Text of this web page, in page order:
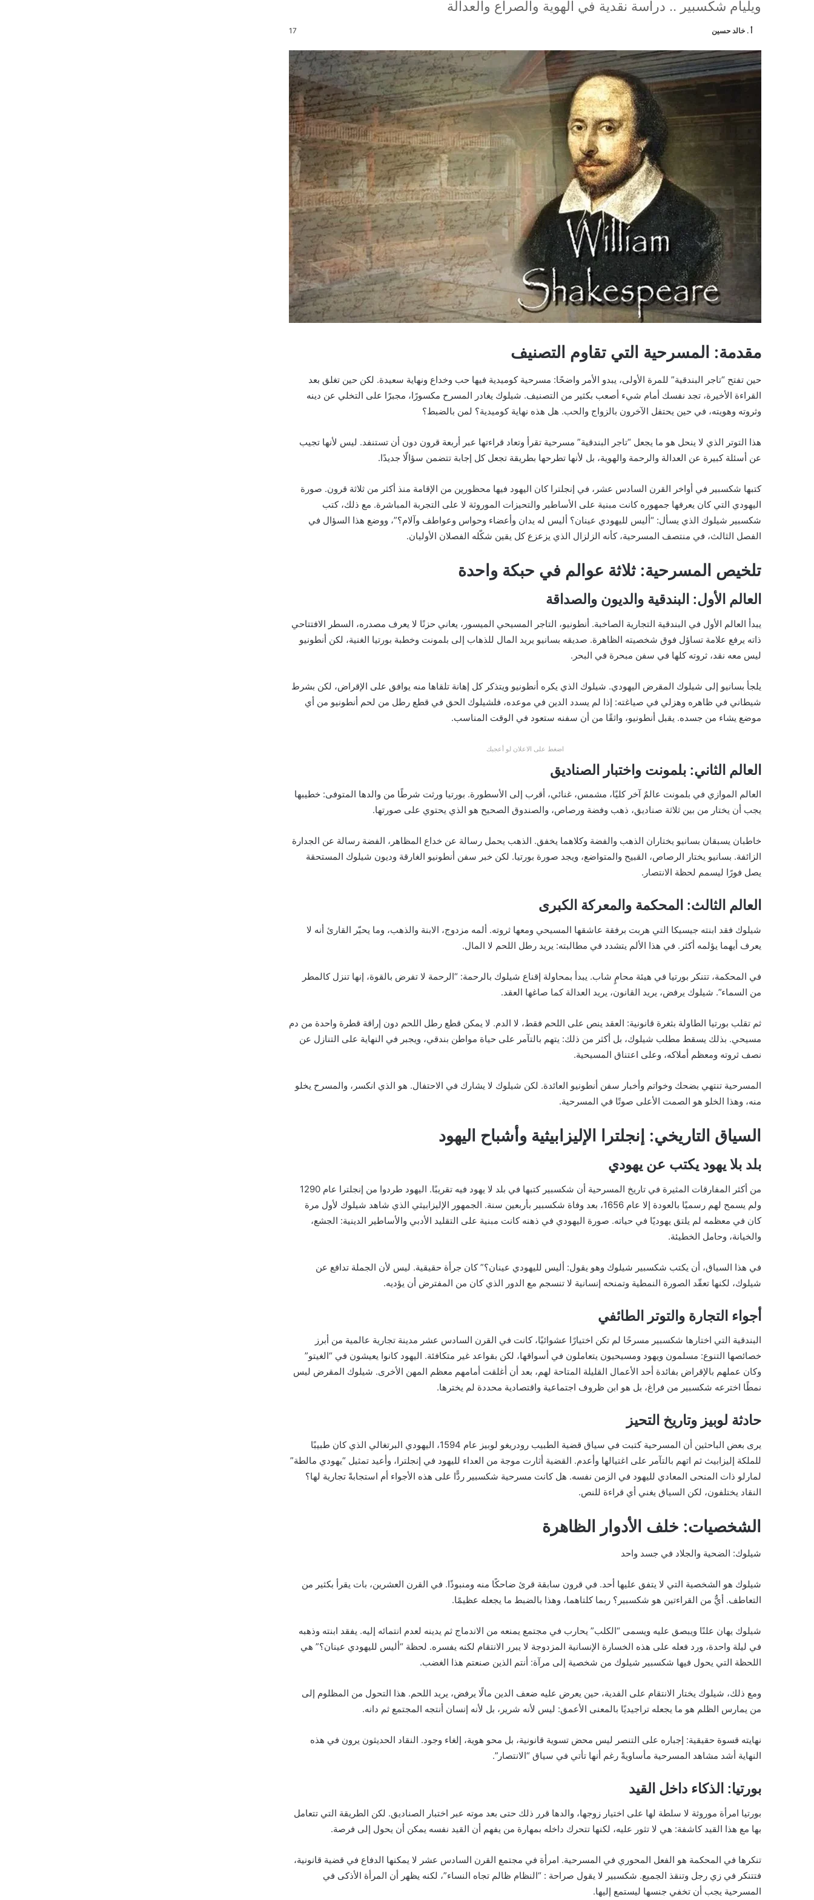
ويليام شكسبير .. دراسة نقدية في الهوية والصراع والعدالة
أ . خالد حسين 17
مقدمة: المسرحية التي تقاوم التصنيف
حين تفتح “تاجر البندقية” للمرة الأولى، يبدو الأمر واضحًا: مسرحية كوميدية فيها حب وخداع ونهاية سعيدة. لكن حين تغلق بعد
القراءة الأخيرة، تجد نفسك أمام شيء أصعب بكثير من التصنيف. شيلوك يغادر المسرح مكسورًا، مجبرًا على التخلي عن دينه
وثروته وهويته، في حين يحتفل الآخرون بالزواج والحب. هل هذه نهاية كوميدية؟ لمن بالضبط؟
هذا التوتر الذي لا ينحل هو ما يجعل “تاجر البندقية” مسرحية تقرأ وتعاد قراءتها عبر أربعة قرون دون أن تستنفد. ليس لأنها تجيب
عن أسئلة كبيرة عن العدالة والرحمة والهوية، بل لأنها تطرحها بطريقة تجعل كل إجابة تتضمن سؤالًا جديدًا.
كتبها شكسبير في أواخر القرن السادس عشر، في إنجلترا كان اليهود فيها محظورين من الإقامة منذ أكثر من ثلاثة قرون. صورة
اليهودي التي كان يعرفها جمهوره كانت مبنية على الأساطير والتحيزات الموروثة لا على التجربة المباشرة. مع ذلك، كتب
شكسبير شيلوك الذي يسأل: “أليس لليهودي عينان؟ أليس له يدان وأعضاء وحواس وعواطف وآلام؟”، ووضع هذا السؤال في
الفصل الثالث، في منتصف المسرحية، كأنه الزلزال الذي يزعزع كل يقين شكّله الفصلان الأوليان.
تلخيص المسرحية: ثلاثة عوالم في حبكة واحدة
العالم الأول: البندقية والديون والصداقة
يبدأ العالم الأول في البندقية التجارية الصاخبة. أنطونيو، التاجر المسيحي الميسور، يعاني حزنًا لا يعرف مصدره، السطر الافتتاحي
ذاته يرفع علامة تساؤل فوق شخصيته الظاهرة. صديقه بسانيو يريد المال للذهاب إلى بلمونت وخطبة بورتيا الغنية، لكن أنطونيو
ليس معه نقد، ثروته كلها في سفن مبحرة في البحر.
يلجأ بسانيو إلى شيلوك المقرض اليهودي. شيلوك الذي يكره أنطونيو ويتذكر كل إهانة تلقاها منه يوافق على الإقراض، لكن بشرط
شيطاني في ظاهره وهزلي في صياغته: إذا لم يسدد الدين في موعده، فلشيلوك الحق في قطع رطل من لحم أنطونيو من أي
موضع يشاء من جسده. يقبل أنطونيو، واثقًا من أن سفنه ستعود في الوقت المناسب.
اضغط على الاعلان لو أعجبك
العالم الثاني: بلمونت واختبار الصناديق
العالم الموازي في بلمونت عالمٌ آخر كليًا، مشمس، غنائي، أقرب إلى الأسطورة. بورتيا ورثت شرطًا من والدها المتوفى: خطيبها
يجب أن يختار من بين ثلاثة صناديق، ذهب وفضة ورصاص، والصندوق الصحيح هو الذي يحتوي على صورتها.
خاطبان يسبقان بسانيو يختاران الذهب والفضة وكلاهما يخفق. الذهب يحمل رسالة عن خداع المظاهر، الفضة رسالة عن الجدارة
الزائفة. بسانيو يختار الرصاص، القبيح والمتواضع، ويجد صورة بورتيا. لكن خبر سفن أنطونيو الغارقة وديون شيلوك المستحقة
يصل فورًا ليسمم لحظة الانتصار.
العالم الثالث: المحكمة والمعركة الكبرى
شيلوك فقد ابنته جيسيكا التي هربت برفقة عاشقها المسيحي ومعها ثروته. ألمه مزدوج، الابنة والذهب، وما يحيّر القارئ أنه لا
يعرف أيهما يؤلمه أكثر. في هذا الألم يتشدد في مطالبته: يريد رطل اللحم لا المال.
في المحكمة، تتنكر بورتيا في هيئة محامٍ شاب. يبدأ بمحاولة إقناع شيلوك بالرحمة: “الرحمة لا تفرض بالقوة، إنها تنزل كالمطر
من السماء”. شيلوك يرفض، يريد القانون، يريد العدالة كما صاغها العقد.
ثم تقلب بورتيا الطاولة بثغرة قانونية: العقد ينص على اللحم فقط، لا الدم. لا يمكن قطع رطل اللحم دون إراقة قطرة واحدة من دم
مسيحي. بذلك يسقط مطلب شيلوك، بل أكثر من ذلك: يتهم بالتآمر على حياة مواطن بندقي، ويجبر في النهاية على التنازل عن
نصف ثروته ومعظم أملاكه، وعلى اعتناق المسيحية.
المسرحية تنتهي بضحك وخواتم وأخبار سفن أنطونيو العائدة. لكن شيلوك لا يشارك في الاحتفال. هو الذي انكسر، والمسرح يخلو
منه، وهذا الخلو هو الصمت الأعلى صوتًا في المسرحية.
السياق التاريخي: إنجلترا الإليزابيثية وأشباح اليهود
بلد بلا يهود يكتب عن يهودي
من أكثر المفارقات المثيرة في تاريخ المسرحية أن شكسبير كتبها في بلد لا يهود فيه تقريبًا. اليهود طردوا من إنجلترا عام 1290
ولم يسمح لهم رسميًا بالعودة إلا عام 1656، بعد وفاة شكسبير بأربعين سنة. الجمهور الإليزابيثي الذي شاهد شيلوك لأول مرة
كان في معظمه لم يلتق يهوديًا في حياته. صورة اليهودي في ذهنه كانت مبنية على التقليد الأدبي والأساطير الدينية: الجشع،
والخيانة، وحامل الخطيئة.
في هذا السياق، أن يكتب شكسبير شيلوك وهو يقول: أليس لليهودي عينان؟” كان جرأة حقيقية. ليس لأن الجملة تدافع عن
شيلوك، لكنها تعقّد الصورة النمطية وتمنحه إنسانية لا تنسجم مع الدور الذي كان من المفترض أن يؤديه.
أجواء التجارة والتوتر الطائفي
البندقية التي اختارها شكسبير مسرحًا لم تكن اختيارًا عشوائيًا، كانت في القرن السادس عشر مدينة تجارية عالمية من أبرز
خصائصها التنوع: مسلمون ويهود ومسيحيون يتعاملون في أسواقها، لكن بقواعد غير متكافئة. اليهود كانوا يعيشون في “الغيتو”
وكان عملهم بالإقراض بفائدة أحد الأعمال القليلة المتاحة لهم، بعد أن أغلقت أمامهم معظم المهن الأخرى. شيلوك المقرض ليس
نمطًا اخترعه شكسبير من فراغ، بل هو ابن ظروف اجتماعية واقتصادية محددة لم يخترها.
حادثة لوبيز وتاريخ التحيز
يرى بعض الباحثين أن المسرحية كتبت في سياق قضية الطبيب رودريغو لوبيز عام 1594، اليهودي البرتغالي الذي كان طبيبًا
للملكة إليزابيث ثم اتهم بالتآمر على اغتيالها وأعدم. القضية أثارت موجة من العداء لليهود في إنجلترا، وأعيد تمثيل “يهودي مالطة”
لمارلو ذات المنحى المعادي لليهود في الزمن نفسه. هل كانت مسرحية شكسبير ردًّا على هذه الأجواء أم استجابةً تجارية لها؟
النقاد يختلفون، لكن السياق يغني أي قراءة للنص.
الشخصيات: خلف الأدوار الظاهرة
شيلوك: الضحية والجلاد في جسد واحد
شيلوك هو الشخصية التي لا يتفق عليها أحد. في قرون سابقة قرئ ضاحكًا منه ومنبوذًا. في القرن العشرين، بات يقرأ بكثير من
التعاطف. أيٌّ من القراءتين هو شكسبير؟ ربما كلتاهما، وهذا بالضبط ما يجعله عظيمًا.
شيلوك يهان علنًا ويبصق عليه ويسمى “الكلب” يحارب في مجتمع يمنعه من الاندماج ثم يدينه لعدم انتمائه إليه. يفقد ابنته وذهبه
في ليلة واحدة، ورد فعله على هذه الخسارة الإنسانية المزدوجة لا يبرر الانتقام لكنه يفسره. لحظة “أليس لليهودي عينان؟” هي
اللحظة التي يحول فيها شكسبير شيلوك من شخصية إلى مرآة: أنتم الذين صنعتم هذا الغضب.
ومع ذلك، شيلوك يختار الانتقام على الفدية، حين يعرض عليه ضعف الدين مالًا يرفض، يريد اللحم. هذا التحول من المظلوم إلى
من يمارس الظلم هو ما يجعله تراجيديًا بالمعنى الأعمق: ليس لأنه شرير، بل لأنه إنسان أنتجه المجتمع ثم دانه.
نهايته قسوة حقيقية: إجباره على التنصر ليس محض تسوية قانونية، بل محو هوية، إلغاء وجود. النقاد الحديثون يرون في هذه
النهاية أشد مشاهد المسرحية مأساويةً رغم أنها تأتي في سياق “الانتصار”.
بورتيا: الذكاء داخل القيد
بورتيا امرأة موروثة لا سلطة لها على اختيار زوجها، والدها قرر ذلك حتى بعد موته عبر اختبار الصناديق. لكن الطريقة التي تتعامل
بها مع هذا القيد كاشفة: هي لا تثور عليه، لكنها تتحرك داخله بمهارة من يفهم أن القيد نفسه يمكن أن يحول إلى فرصة.
تنكرها في المحكمة هو الفعل المحوري في المسرحية. امرأة في مجتمع القرن السادس عشر لا يمكنها الدفاع في قضية قانونية،
فتتنكر في زي رجل وتنقذ الجميع. شكسبير لا يقول صراحة : “النظام ظالم تجاه النساء”، لكنه يظهر أن المرأة الأذكى في
المسرحية يجب أن تخفي جنسها ليستمع إليها.